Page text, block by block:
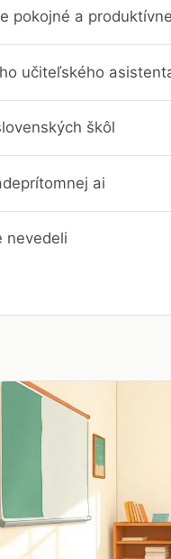
pokojné a
učiteľského
škôl
ai
nevedeli